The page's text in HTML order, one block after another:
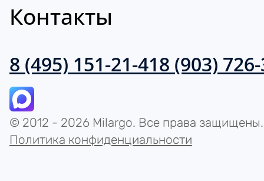
Контакты
8 (495) 151-21-418 (903)
© 2012 - 2026 Milargo. Все права защищены.
Политика конфиденциальности